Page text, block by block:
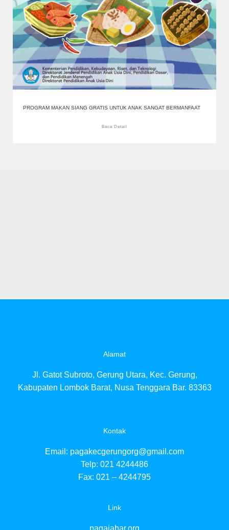
PROGRAM MAKAN SIANG GRATIS UNTUK ANAK SANGAT BERMANFAAT
Baca Detail
Alamat
Jl. Gatot Subroto, Gerung Utara, Kec. Gerung,
Kabupaten Lombok Barat, Nusa Tenggara Bar. 83363
Kontak
Email: pagakecgerungorg@gmail.com
Telp: 021 4244486
Fax: 021 – 4244795
Link
pagajabar.org